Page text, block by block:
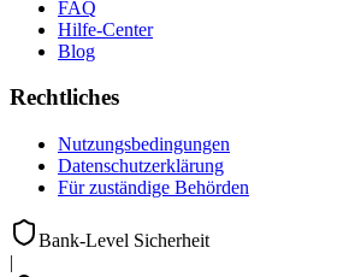
FAQ
Hilfe-Center
Blog
Rechtliches
Nutzungsbedingungen
Datenschutzerklärung
Für zuständige Behörden
Bank-Level Sicherheit
|